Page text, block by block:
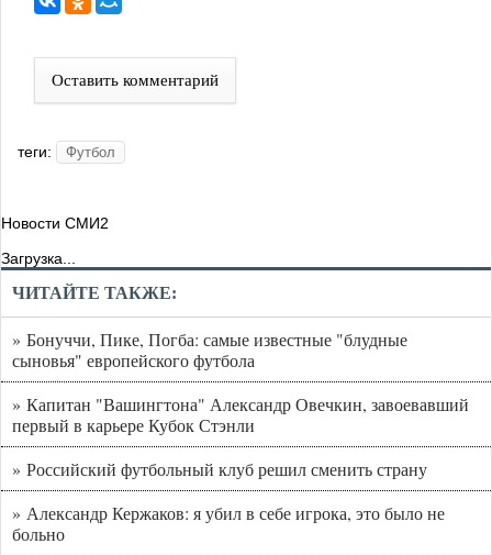
Оставить комментарий
теги: Футбол
Новости СМИ2
Загрузка...
ЧИТАЙТЕ ТАКЖЕ:
» Бонуччи, Пике, Погба: самые известные "блудные
сыновья" европейского футбола
» Капитан "Вашингтона" Александр Овечкин, завоевавший
первый в карьере Кубок Стэнли
» Российский футбольный клуб решил сменить страну
» Александр Кержаков: я убил в себе игрока, это было не
больно